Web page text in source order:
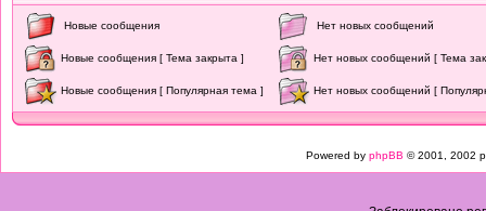
Новые сообщения Нет новых сообщений
Новые сообщения [ Тема закрыта ] Нет новых сообщений [ Тема
Новые сообщения [ Популярная тема ] Нет новых сообщений [
Powered by phpBB © 2001, 2002